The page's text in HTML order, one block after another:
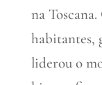
na
habitantes,
liderou o